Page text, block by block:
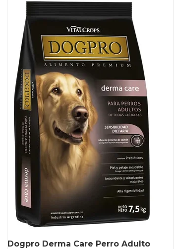
Dogpro Derma Care Perro Adulto